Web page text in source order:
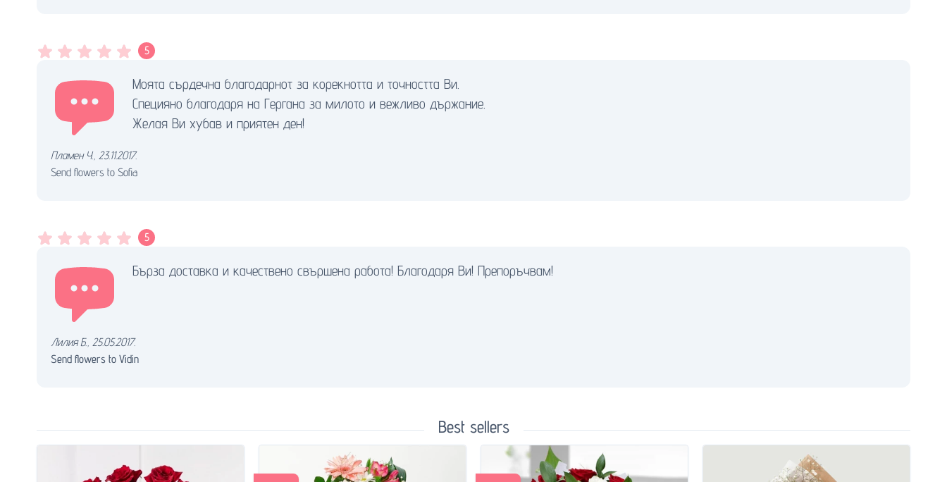
5
Моята сърдечна благодарнот за корекнотта и точността Ви.
Специяно благодаря на Гергана за милото и вежливо държание.
Желая Ви хубав и приятен ден!
Пламен Ч., 23.11.2017.
Send flowers to Sofia
5
Бърза доставка и качествено свършена работа! Благодаря Ви! Препоръчвам!
Лилия Б., 25.05.2017.
Send flowers to Vidin
Best sellers